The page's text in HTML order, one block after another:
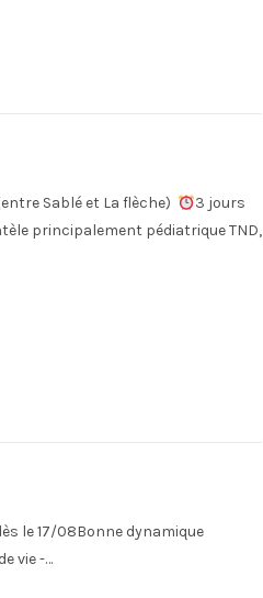
Sablé et La flèche)
3 jours
principalement pédiatrique TND,
le 17/08Bonne dynamique
vie -…